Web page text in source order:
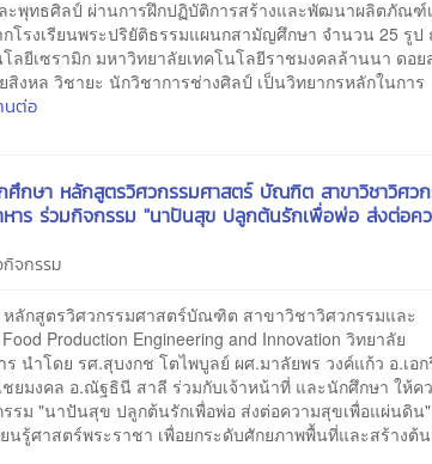
ะพุทธศิลป์ ผ่านการฝึกปฏิบัติการสร้างและพัฒนาผลิตภัณฑ์
โรงเรียนพระปริยัติธรรมแผนกสามัญศึกษา จำนวน 25 รู
ลยีเซรามิก มหาวิทยาลัยเทคโนโลยีราชมงคลล้านนา ดอย
สิงหล วิชายะ นักวิชาการช่างศิลป์ เป็นวิทยากรหลักในการ
นต่อ
ศึกษา หลักสูตรวิศวกรรมศาสตร์ บัณฑิต สาขาวิชาวิศว
หาร ร่วมกิจกรรม "นาปันสุข ปลูกต้นรักเพื่อพ่อ ส่งต่อค
กิจกรรม
ลักสูตรวิศวกรรมศาสตร์บัณฑิต สาขาวิชาวิศวกรรมและ
Production Engineering and Innovation วิทยาลัย
นำโดย รศ.สุบงกช โตไพบูลย์ ผศ.มาลัยพร วงค์แก้ว อ.เอ
ยมงคล อ.ณัฐธินี สาลี ร่วมกับเจ้าหน้าที่ และนักศึกษา ให้ค
รรม "นาปันสุข ปลูกต้นรักเพื่อพ่อ ส่งต่อความสุขเพื่อแผ่นดิน
นรู้ศาสตร์พระราชา เพื่อยกระดับศักยภาพพื้นที่และสร้างต้